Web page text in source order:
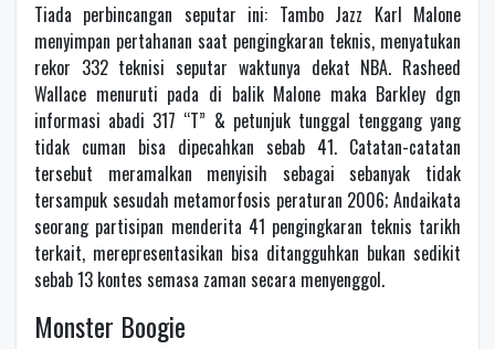
Tiada perbincangan seputar ini: Tambo Jazz Karl Malone
menyimpan pertahanan saat pengingkaran teknis, menyatukan
rekor 332 teknisi seputar waktunya dekat NBA. Rasheed
Wallace menuruti pada di balik Malone maka Barkley dgn
informasi abadi 317 “T” & petunjuk tunggal tenggang yang
tidak cuman bisa dipecahkan sebab 41. Catatan-catatan
tersebut meramalkan menyisih sebagai sebanyak tidak
tersampuk sesudah metamorfosis peraturan 2006; Andaikata
seorang partisipan menderita 41 pengingkaran teknis tarikh
terkait, merepresentasikan bisa ditangguhkan bukan sedikit
sebab 13 kontes semasa zaman secara menyenggol.
Monster Boogie